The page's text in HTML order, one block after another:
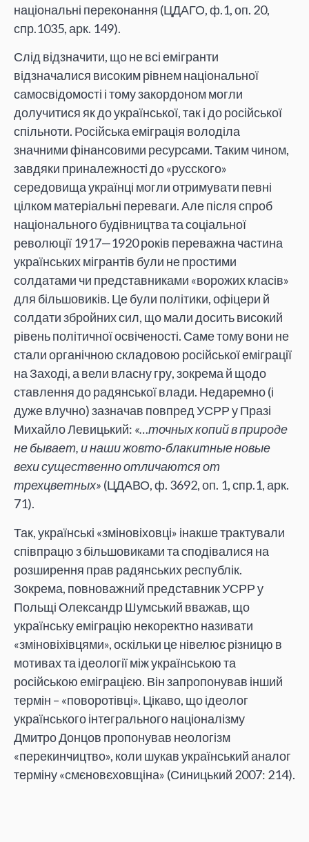
національні переконання (ЦДАГО, ф.1, оп. 20,
спр.1035, арк. 149).
Слід відзначити, що не всі емігранти
відзначалися високим рівнем національної
самосвідомості і тому закордоном могли
долучитися як до української, так і до російської
спільноти. Російська еміграція володіла
значними фінансовими ресурсами. Таким чином,
завдяки приналежності до «русского»
середовища українці могли отримувати певні
цілком матеріальні переваги. Але після спроб
національного будівництва та соціальної
революції 1917—1920 років переважна частина
українських мігрантів були не простими
солдатами чи представниками «ворожих класів»
для більшовиків. Це були політики, офіцери й
солдати збройних сил, що мали досить високий
рівень політичної освіченості. Саме тому вони не
стали органічною складовою російської еміграції
на Заході, а вели власну гру, зокрема й щодо
ставлення до радянської влади. Недаремно (і
дуже влучно) зазначав повпред УСРР у Празі
Михайло Левицький: «…точных копий в природе
не бывает, и наши жовто-блакитные новые
вехи существенно отличаются от
трехцветных» (ЦДАВО, ф. 3692, оп. 1, спр.1, арк.
71).
Так, українські «зміновіховці» інакше трактували
співпрацю з більшовиками та сподівалися на
розширення прав радянських республік.
Зокрема, повноважний представник УСРР у
Польщі Олександр Шумський вважав, що
українську еміграцію некоректно називати
«зміновіхівцями», оскільки це нівелює різницю в
мотивах та ідеології між українською та
російською еміграцією. Він запропонував інший
термін – «поворотівці». Цікаво, що ідеолог
українського інтегрального націоналізму
Дмитро Донцов пропонував неологізм
«перекинчицтво», коли шукав український аналог
терміну «смєновєховщіна» (Синицький 2007: 214).